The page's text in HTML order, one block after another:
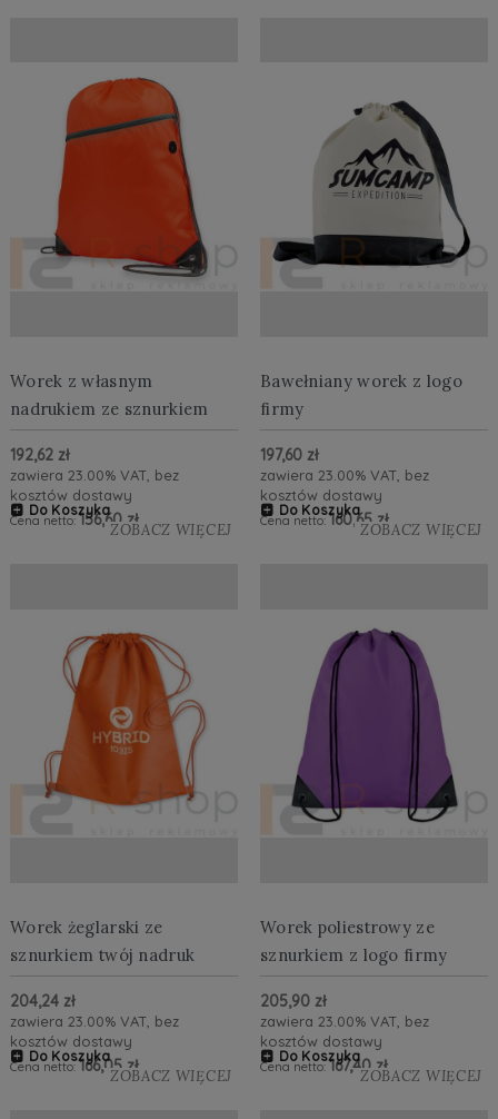
Worek z własnym
nadrukiem ze sznurkiem
192,62 zł
zawiera 23.00% VAT, bez
kosztów dostawy
Cena netto:156,60 zł
Do Koszyka
ZOBACZ WIĘCEJ
Bawełniany worek z logo
firmy
197,60 zł
zawiera 23.00% VAT, bez
kosztów dostawy
Cena netto:160,65 zł
Do Koszyka
ZOBACZ WIĘCEJ
Worek żeglarski ze
sznurkiem twój nadruk
204,24 zł
zawiera 23.00% VAT, bez
kosztów dostawy
Cena netto: 166,05 zł
Do Koszyka
ZOBACZ WIĘCEJ
Worek poliestrowy ze
sznurkiem z logo firmy
205,90 zł
zawiera 23.00% VAT, bez
kosztów dostawy
Cena netto: 167,40 zł
Do Koszyka
ZOBACZ WIĘCEJ